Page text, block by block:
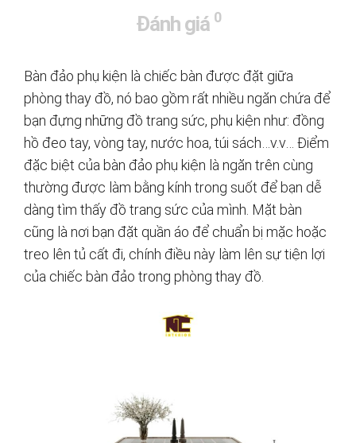
Đánh giá 0
Bàn đảo phụ kiện là chiếc bàn được đặt giữa
phòng thay đồ, nó bao gồm rất nhiều ngăn chứa để
bạn đựng những đồ trang sức, phụ kiện như: đồng
hồ đeo tay, vòng tay, nước hoa, túi sách…v.v… Điểm
đặc biệt của bàn đảo phụ kiện là ngăn trên cùng
thường được làm bằng kính trong suốt để bạn dễ
dàng tìm thấy đồ trang sức của mình. Mặt bàn
cũng là nơi bạn đặt quần áo để chuẩn bị mặc hoặc
treo lên tủ cất đi, chính điều này làm lên sự tiện lợi
của chiếc bàn đảo trong phòng thay đồ.